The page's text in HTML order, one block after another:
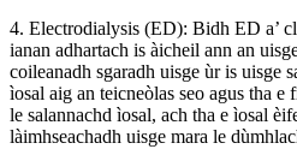
4. Electrodialysis (ED): Bidh ED a’
ianan adhartach is àicheil ann an
coileanadh sgaradh uisge ùr is uisge
ìosal aig an teicneòlas seo agus tha e
le salannachd ìosal, ach tha e ìosal
làimhseachadh uisge mara le